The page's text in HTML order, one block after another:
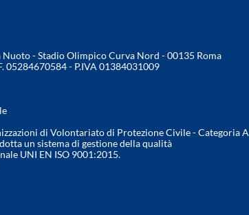
- Stadio Olimpico Curva Nord - 00135 Roma
05284670584 - P.IVA 01384031009
di Volontariato di Protezione Civile - Categoria A
un sistema di gestione della qualità
UNI EN ISO 9001:2015.